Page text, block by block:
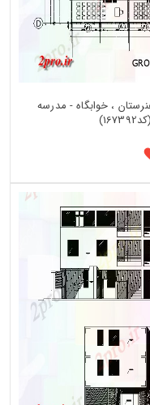
، خوابگاه - مدرسه